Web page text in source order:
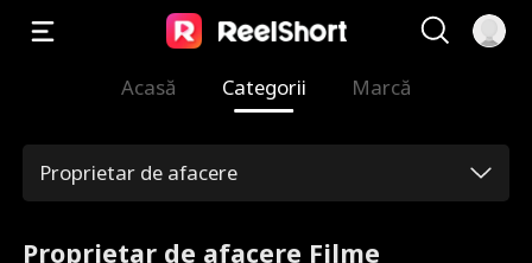
Acasă Categorii Marcă
Proprietar de afacere
Proprietar de afacere Filme